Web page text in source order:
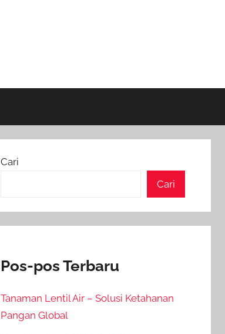
Cari
Cari
Pos-pos Terbaru
Tanaman Lentil Air – Solusi Ketahanan
Pangan Global